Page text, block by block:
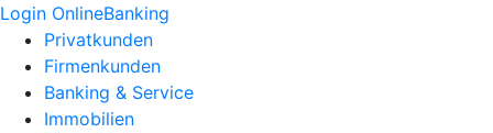
Login OnlineBanking
Privatkunden
Firmenkunden
Banking & Service
Immobilien